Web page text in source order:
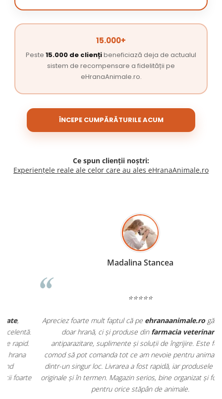
15.000+
Peste 15.000 de cliențibeneficiază deja de actualul
sistem de recompensare a fidelității pe
eHranaAnimale.ro.
ÎNCEPE CUMPĂRĂTURILE ACUM
Ce spun clienții noștri:
Experiențele reale ale celor care au ales eHranaAnimale.ro
Madalina Stancea
Apreciez foarte mult faptul că peehranaanimale.rogăsesc nu
doar hrană, ci și produse dinfarmacia veterinară:
antiparazitare, suplimente și soluții de îngrijire. Este foarte
comod să pot comanda tot ce am nevoie pentru animalul meu
dintr-un singur loc. Livrarea a fost rapidă, iar produsele au fost
originale și în termen. Magazin serios, bine organizat și foarte util
pentru orice stăpân de animale.